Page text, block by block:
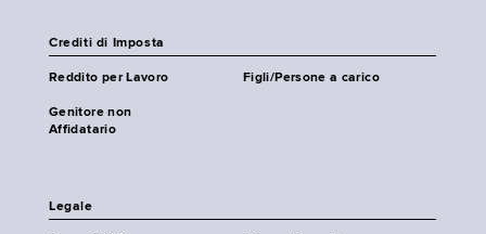
Crediti di Imposta
Reddito per Lavoro Figli/Persone a carico
Genitore non
Affidatario
Legale